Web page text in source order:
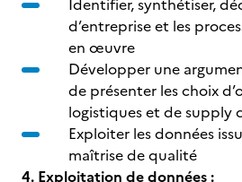
Identifier, synthétiser,
d’entreprise et les
en œuvre
Développer une
de présenter les choix
logistiques et de supply
Exploiter les données
maîtrise de qualité
4. Exploitation de données :